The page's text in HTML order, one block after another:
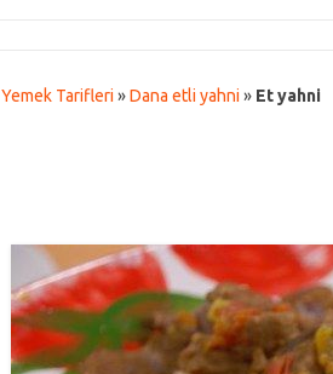
Yemek Tarifleri »Dana etli yahni » Et yahni